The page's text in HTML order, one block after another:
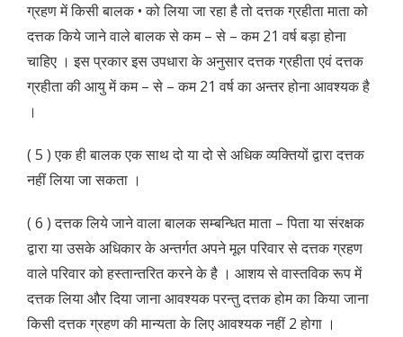
ग्रहण में किसी बालक • को लिया जा रहा है तो दत्तक ग्रहीता माता को
दत्तक किये जाने वाले बालक से कम – से – कम 21 वर्ष बड़ा होना
चाहिए । इस प्रकार इस उपधारा के अनुसार दत्तक ग्रहीता एवं दत्तक
ग्रहीता की आयु में कम – से – कम 21 वर्ष का अन्तर होना आवश्यक है
।
( 5 ) एक ही बालक एक साथ दो या दो से अधिक व्यक्तियों द्वारा दत्तक
नहीं लिया जा सकता ।
( 6 ) दत्तक लिये जाने वाला बालक सम्बन्धित माता – पिता या संरक्षक
द्वारा या उसके अधिकार के अन्तर्गत अपने मूल परिवार से दत्तक ग्रहण
वाले परिवार को हस्तान्तरित करने के है । आशय से वास्तविक रूप में
दत्तक लिया और दिया जाना आवश्यक परन्तु दत्तक होम का किया जाना
किसी दत्तक ग्रहण की मान्यता के लिए आवश्यक नहीं 2 होगा ।